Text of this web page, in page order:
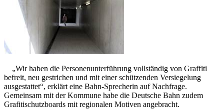
„Wir haben die Personenunterführung vollständig von Graffiti
befreit, neu gestrichen und mit einer schützenden Versiegelung
ausgestattet“, erklärt eine Bahn-Sprecherin auf Nachfrage.
Gemeinsam mit der Kommune habe die Deutsche Bahn zudem
Grafitischutzboards mit regionalen Motiven angebracht.